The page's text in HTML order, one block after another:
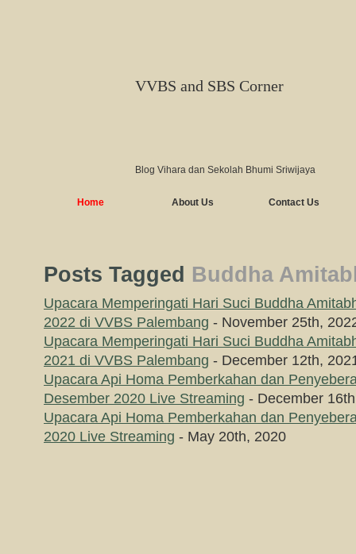
VVBS and SBS Corner
Blog Vihara dan Sekolah Bhumi Sriwijaya
Home About Us Contact Us
Posts Tagged Buddha
Upacara Memperingati Hari Suci Buddha
2022 di VVBS Palembang - November 25th,
Upacara Memperingati Hari Suci Buddha
2021 di VVBS Palembang - December 12th,
Upacara Api Homa Pemberkahan dan
Desember 2020 Live Streaming - December
Upacara Api Homa Pemberkahan dan
2020 Live Streaming - May 20th, 2020